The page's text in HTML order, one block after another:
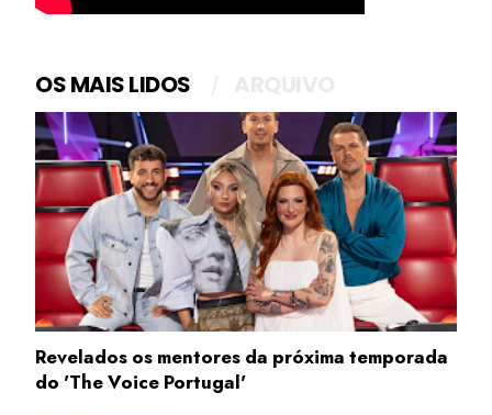
OS MAIS LIDOS
Revelados os mentores da próxima temporada
do 'The Voice Portugal'